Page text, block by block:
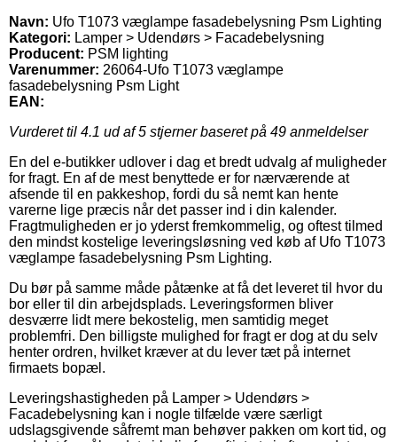
Navn: Ufo T1073 væglampe fasadebelysning Psm Lighting
Kategori: Lamper > Udendørs > Facadebelysning
Producent: PSM lighting
Varenummer: 26064-Ufo T1073 væglampe
fasadebelysning Psm Light
EAN:
Vurderet til 4.1 ud af 5 stjerner baseret på 49 anmeldelser
En del e-butikker udlover i dag et bredt udvalg af muligheder
for fragt. En af de mest benyttede er for nærværende at
afsende til en pakkeshop, fordi du så nemt kan hente
varerne lige præcis når det passer ind i din kalender.
Fragtmuligheden er jo yderst fremkommelig, og oftest tilmed
den mindst kostelige leveringsløsning ved køb af Ufo T1073
væglampe fasadebelysning Psm Lighting.
Du bør på samme måde påtænke at få det leveret til hvor du
bor eller til din arbejdsplads. Leveringsformen bliver
desværre lidt mere bekostelig, men samtidig meget
problemfri. Den billigste mulighed for fragt er dog at du selv
henter ordren, hvilket kræver at du lever tæt på internet
firmaets bopæl.
Leveringshastigheden på Lamper > Udendørs >
Facadebelysning kan i nogle tilfælde være særligt
udslagsgivende såfremt man behøver pakken om kort tid, og